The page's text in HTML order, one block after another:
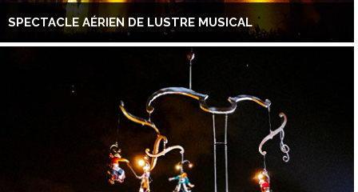
SPECTACLE AÉRIEN DE LUSTRE MUSICAL